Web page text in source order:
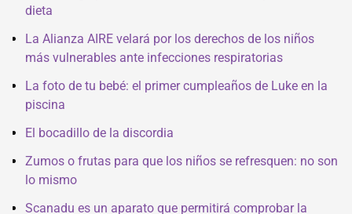
dieta
La Alianza AIRE velará por los derechos de los niños
más vulnerables ante infecciones respiratorias
La foto de tu bebé: el primer cumpleaños de Luke en la
piscina
El bocadillo de la discordia
Zumos o frutas para que los niños se refresquen: no son
lo mismo
Scanadu es un aparato que permitirá comprobar la